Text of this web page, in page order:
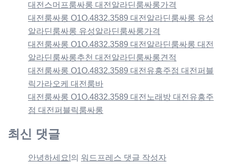
대전스머프룸싸롱 대전알라딘룸싸롱가격
대전룸싸롱 O1O.4832.3589 대전알라딘룸싸롱 유성
알라딘룸싸롱 유성알라딘룸싸롱가격
대전룸싸롱 O1O.4832.3589 대전알라딘룸싸롱 대전
알라딘룸싸롱추천 대전알라딘룸싸롱견적
대전룸싸롱 O1O.4832.3589 대전유흥주점 대전퍼블
릭가라오케 대전룸바
대전룸싸롱 O1O.4832.3589 대전노래방 대전유흥주
점 대전퍼블릭룸싸롱
최신 댓글
안녕하세요!의 워드프레스 댓글 작성자